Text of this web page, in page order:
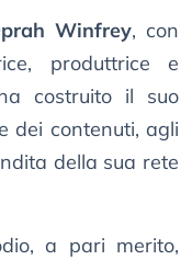
Winfrey, con
produttrice e
costruito il suo
dei contenuti, agli
della sua rete
a pari merito,